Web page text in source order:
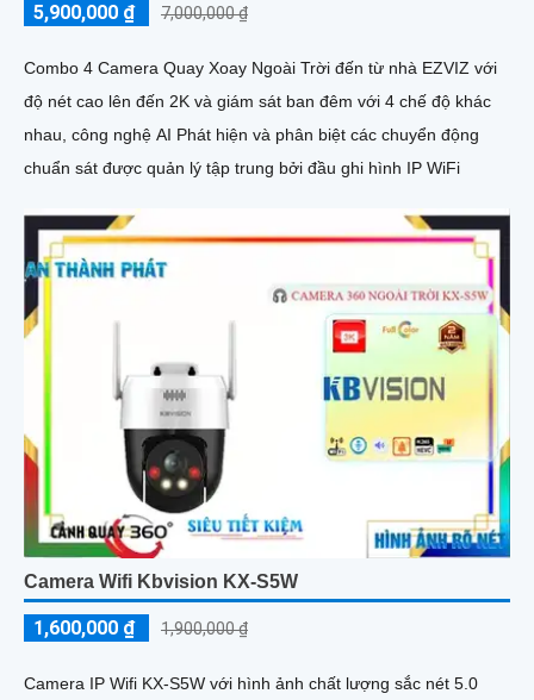
5,900,000 ₫ 7,000,000 ₫
Combo 4 Camera Quay Xoay Ngoài Trời đến từ nhà EZVIZ với
độ nét cao lên đến 2K và giám sát ban đêm với 4 chế độ khác
nhau, công nghệ AI Phát hiện và phân biệt các chuyển động
chuẩn sát được quản lý tập trung bởi đầu ghi hình IP WiFi
Camera Wifi Kbvision KX-S5W
1,600,000 ₫ 1,900,000 ₫
Camera IP Wifi KX-S5W với hình ảnh chất lượng sắc nét 5.0